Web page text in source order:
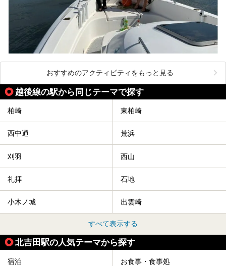
おすすめのアクティビティをもっと見る
越後線の駅から同じテーマで探す
柏崎 東柏崎
西中通 荒浜
刈羽 西山
礼拝 石地
小木ノ城 出雲崎
すべて表示する
北吉田駅の人気テーマから探す
宿泊 お食事・食事処